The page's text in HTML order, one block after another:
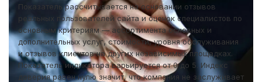
Показатель рассчитывается на основании отзывов
реальных пользователей сайта и оценок специалистов по
основным критериям — ассортимента основных и
дополнительных услуг, стоимости, уровня обслуживания
и отзывов клиентов на других независимых площадках.
Показатель индикатора варьируется от 0 до 5. Индекс
доверия равен нулю значит, что компания не заслуживает